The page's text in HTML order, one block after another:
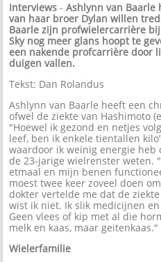
Interviews -Ashlynn van Baarle
van haar broer Dylan willen
Baarle zijn profwielercarrière
Sky nog meer glans hoopt te
een nakende profcarrière door
duigen vallen.
Tekst: Dan Rolandus
Ashlynn van Baarle heeft een
ofwel de ziekte van Hashimoto
"Hoewel ik gezond en netjes
leef, ben ik enkele tientallen
waardoor ik weinig energie
de 23-jarige wielrenster weten.
etmaal en mijn benen
moest twee keer zoveel doen
dokter vertelde me dat de
wist ik niet. Ik slik medicijnen
Geen vlees of kip met al die
melk en kaas, maar geitenkaas."
Wielerfamilie